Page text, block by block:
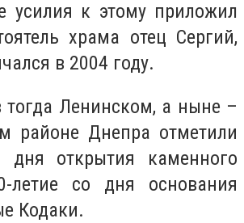
усилия к этому приложил
храма отец Сергий,
в 2004 году.
тогда Ленинском, а ныне –
районе Днепра отметили
дня открытия каменного
летие со дня основания
Кодаки.